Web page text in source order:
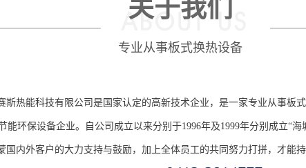
关于我们
专业从事板式换热设备
斯热能科技有限公司是国家认定的高新技术企业，是一家专业从事板式
环保设备企业。自公司成立以来分别于1996年及1999年分别成立“海
国内外客户的大力支持与鼓励，加上全体员工的共同努力打拼，才能持